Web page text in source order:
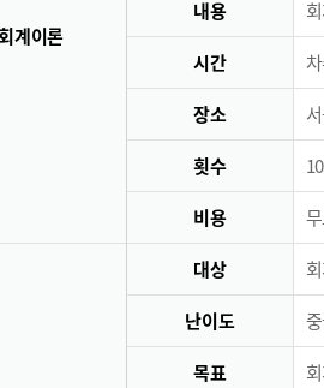
계이론
내용
시간
장소
횟수
비용
대상
난이도
목표